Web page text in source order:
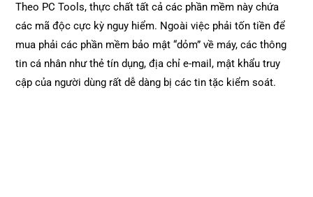
Theo PC Tools, thực chất tất cả các phần mềm này chứa
các mã độc cực kỳ nguy hiểm. Ngoài việc phải tốn tiền để
mua phải các phần mềm bảo mật “dỏm” về máy, các thông
tin cá nhân như thẻ tín dụng, địa chỉ e-mail, mật khẩu truy
cập của người dùng rất dễ dàng bị các tin tặc kiểm soát.